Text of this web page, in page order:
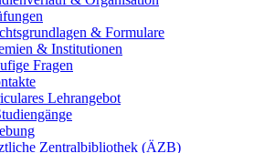
& Formulare
& Institutionen
Fragen
Lehrangebot
Zentralbibliothek (ÄZB)